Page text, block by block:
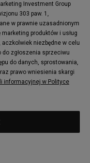
Investment Group
303 paw. 1,
w prawnie uzasadnionym
produktów i usług
niezbędne w celu
zgłoszenia sprzeciwu
do danych, sprostowania,
prawo wniesienia skargi
informacyjnej w Polityce